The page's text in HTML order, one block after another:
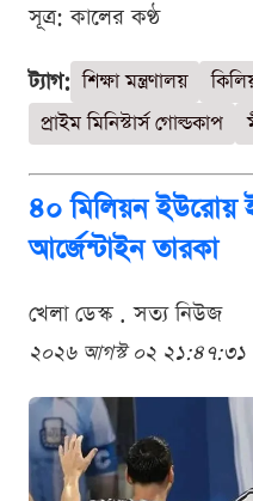
সূত্র: কালের কণ্ঠ
ট্যাগ: শিক্ষা মন্ত্রণালয়
প্রাইম মিনিস্টার্স গোল্ডকাপ
৪০ মিলিয়ন ইউরোয়
আর্জেন্টাইন তারকা
খেলা ডেস্ক . সত্য নিউজ
২০২৬ আগস্ট ০২ ২১:৪৭:৩১